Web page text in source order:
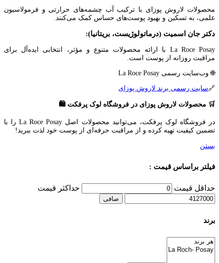
محصولات لاروش پوزای با ترکیب آب چشمه‌های حرارتی و فرمولاسیون
علمی، به تسکین و بهبود پوست‌های حساس کمک می‌کنند.
دکتر جان اسمیت (درماتولوژیست، بریتانیا):
La Roce Posay با ارائه محصولات متنوع و مؤثر، انتخابی ایده‌آل برای
مراقبت روزانه از پوست است.
🌐 وب‌سایت رسمی La Roce Posay
🔗سایت رسمی برند لاروش پوزای
🛒 محصولات لاروش پوزای در فروشگاه لوک پرفکت 🛍️
در فروشگاه لوک پرفکت، می‌توانید محصولات اصل La Roce Posay را با
تضمین کیفیت تهیه کرده و از مراقبت حرفه‌ای از پوست خود لذت ببرید!
بستن
فیلتر براساس قیمت :
حداقل قیمت حداكثر قيمت
صافی
برند